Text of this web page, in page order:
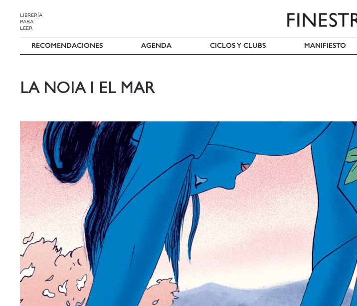
LIBRERÍA
PARA
LEER
RECOMENDACIONES AGENDA CICLOS Y CLUBS MANIFIESTO
LA NOIA I EL MAR